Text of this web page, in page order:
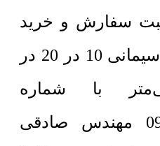
سفارش و خرید
بلوک سبک سیمانی 10 در 20 در
با شماره
09121022495 مهندس صادقی